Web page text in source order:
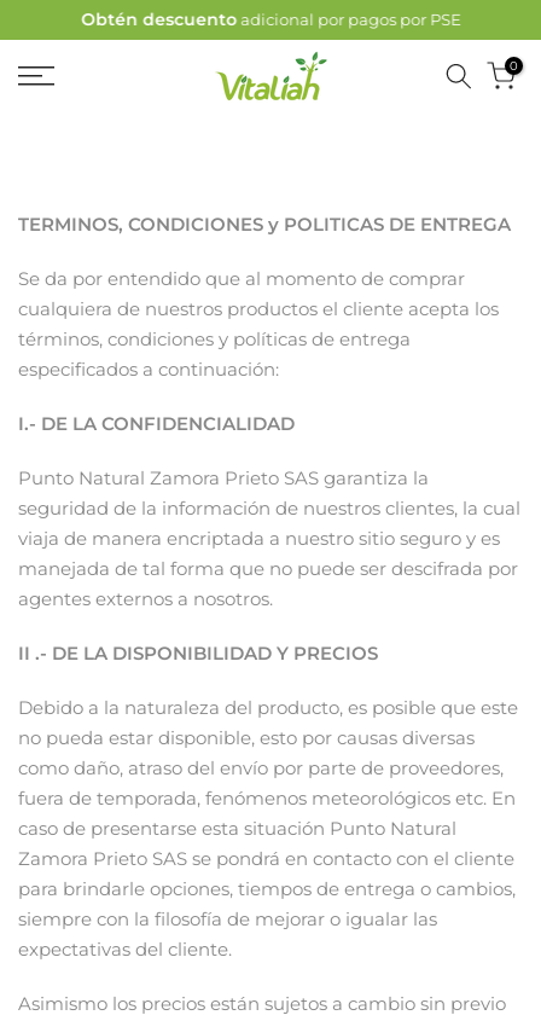
contenido
Obtén descuentoadicional por pagos por PSE
0
TERMINOS, CONDICIONES y POLITICAS DE ENTREGA
Se da por entendido que al momento de comprar
cualquiera de nuestros productos el cliente acepta los
términos, condiciones y políticas de entrega
especificados a continuación:
I.- DE LA CONFIDENCIALIDAD
Punto Natural Zamora Prieto SAS garantiza la
seguridad de la información de nuestros clientes, la cual
viaja de manera encriptada a nuestro sitio seguro y es
manejada de tal forma que no puede ser descifrada por
agentes externos a nosotros.
II .- DE LA DISPONIBILIDAD Y PRECIOS
Debido a la naturaleza del producto, es posible que este
no pueda estar disponible, esto por causas diversas
como daño, atraso del envío por parte de proveedores,
fuera de temporada, fenómenos meteorológicos etc. En
caso de presentarse esta situación Punto Natural
Zamora Prieto SAS se pondrá en contacto con el cliente
para brindarle opciones, tiempos de entrega o cambios,
siempre con la filosofía de mejorar o igualar las
expectativas del cliente.
Asimismo los precios están sujetos a cambio sin previo